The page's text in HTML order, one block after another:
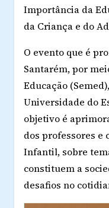
Importância da
da Criança e do
O evento que é
Santarém, por
Educação
Universidade do
objetivo é
dos professores e
Infantil, sobre
constituem a
desafios no